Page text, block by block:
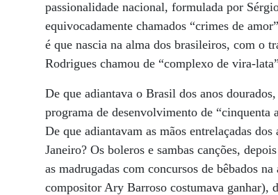
passionalidade nacional, formulada por
equivocadamente chamados “crimes de
é que nascia na alma dos brasileiros, com o
Rodrigues chamou de “complexo de vira-
De que adiantava o Brasil dos anos
programa de desenvolvimento de
De que adiantavam as mãos entrelaçadas
Janeiro? Os boleros e sambas canções,
as madrugadas com concursos de bêbados
compositor Ary Barroso costumava ganhar),